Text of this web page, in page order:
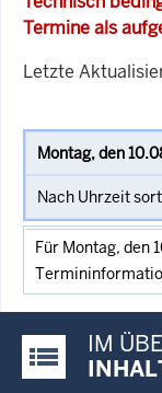
Termine als
Letzte
Für Montag, den
Justiz-Portal
IM